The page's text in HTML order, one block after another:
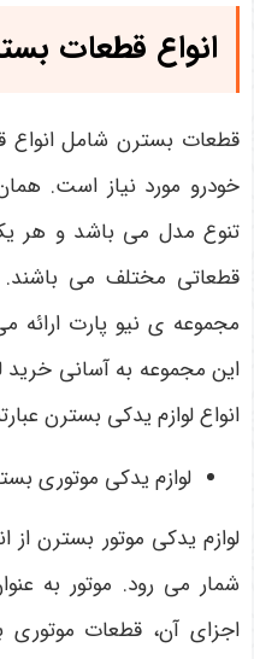
انواع قطعات
قطعات بسترن شامل انواع
خودرو مورد نیاز است.
تنوع مدل می باشد و هر
قطعاتی مختلف می باشند.
مجموعه ی نیو پارت ارائه
این مجموعه به آسانی خرید
انواع لوازم یدکی بسترن
لوازم یدکی موتوری
لوازم یدکی موتور بسترن از
شمار می رود. موتور به
اجزای آن، قطعات